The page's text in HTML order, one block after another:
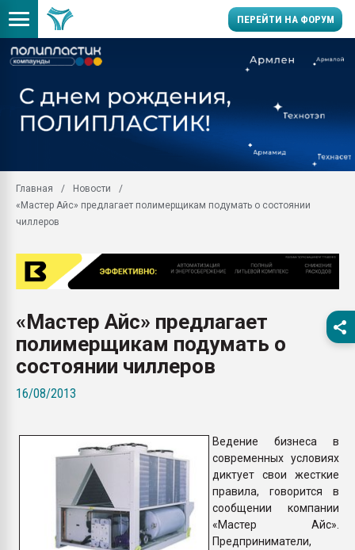
ПЕРЕЙТИ НА ФОРУМ
пластмасс
ситуацией на
Продам отходы
поликарбоната и АБС-
Armaloy PC/ABS-1IM
26.07.2022 "Сибирский
намного дороже
Профильная
Главная
Новости
«Мастер Айс» предлагает полимерщикам подумать о состоянии
чиллеров
«Мастер Айс» предлагает
полимерщикам подумать о
состоянии чиллеров
16/08/2013
Ведение бизнеса в
современных условиях
диктует свои жесткие
правила, говорится в
сообщении компании
«Мастер Айс».
Предприниматели,